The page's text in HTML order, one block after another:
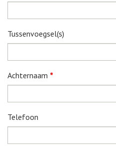
Tussenvoegsel(s)
Achternaam *
Telefoon